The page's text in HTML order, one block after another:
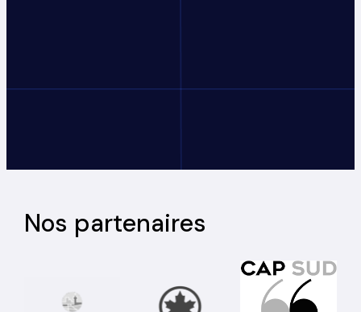
Nos partenaires